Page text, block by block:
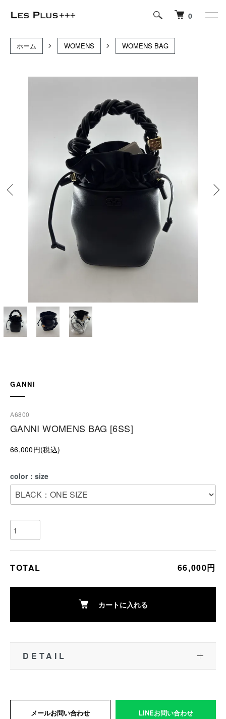
0
ホーム WOMENS WOMENS BAG
GANNI
A6800
GANNI WOMENS BAG [6SS]
66,000円(税込)
color：size
TOTAL 66,000円
カートに入れる
DETAIL
メールお問い合わせ LINEお問い合わせ